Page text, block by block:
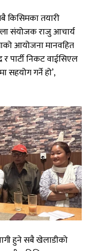
किसिमका तयारी
संयोजक राजु आचार्य
आयोजना मानवहित
पार्टी निकट वाईसिएल
गर्ने हो’,
हुने सबै खेलाडीको